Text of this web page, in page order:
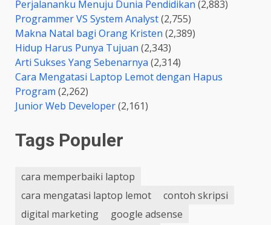
Perjalananku Menuju Dunia Pendidikan (2,883)
Programmer VS System Analyst(2,755)
Makna Natal bagi Orang Kristen (2,389)
Hidup Harus Punya Tujuan (2,343)
Arti Sukses Yang Sebenarnya (2,314)
Cara Mengatasi Laptop Lemot dengan Hapus
Program (2,262)
Junior Web Developer(2,161)
Tags Populer
cara memperbaiki laptop
cara mengatasi laptop lemot
contoh skripsi
digital marketing
google adsense